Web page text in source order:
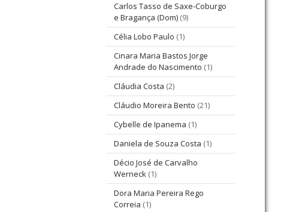
Carlos Tasso de Saxe-Coburgo
e Bragança (Dom) (9)
Célia Lobo Paulo (1)
Cinara Maria Bastos Jorge
Andrade do Nascimento (1)
Cláudia Costa (2)
Cláudio Moreira Bento (21)
Cybelle de Ipanema (1)
Daniela de Souza Costa (1)
Décio José de Carvalho
Werneck (1)
Dora Maria Pereira Rego
Correia (1)